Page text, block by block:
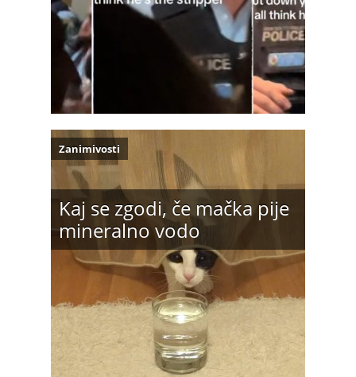
Kaj se zgodi, če mačka pije
mineralno vodo
Zanimivosti